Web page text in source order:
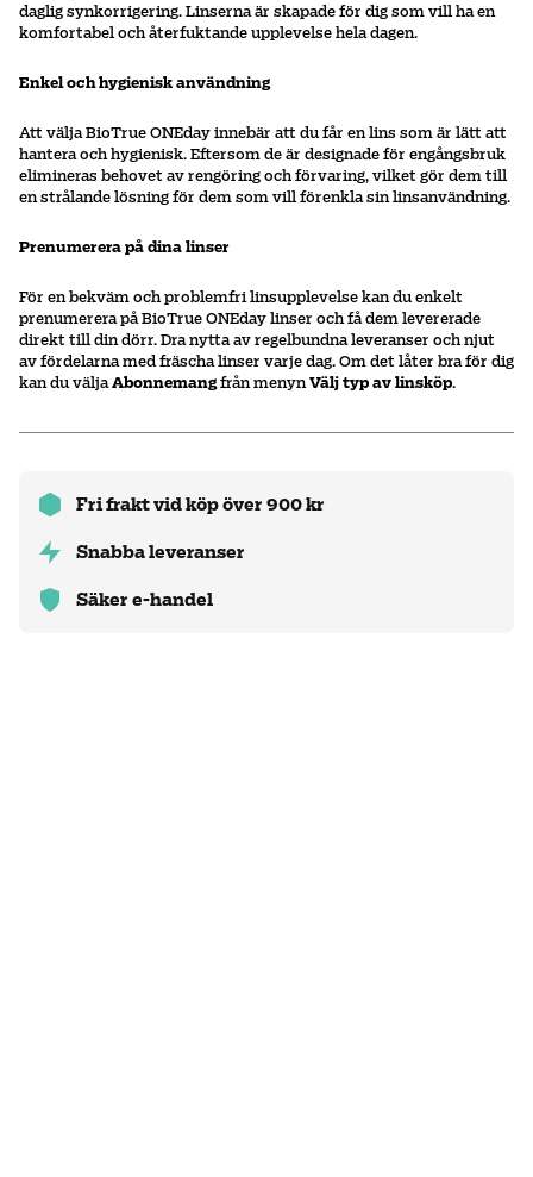
daglig synkorrigering. Linserna är skapade för dig som vill ha en
komfortabel och återfuktande upplevelse hela dagen.
Enkel och hygienisk användning
Att välja BioTrue ONEday innebär att du får en lins som är lätt att
hantera och hygienisk. Eftersom de är designade för engångsbruk
elimineras behovet av rengöring och förvaring, vilket gör dem till
en strålande lösning för dem som vill förenkla sin linsanvändning.
Prenumerera på dina linser
För en bekväm och problemfri linsupplevelse kan du enkelt
prenumerera på BioTrue ONEday linser och få dem levererade
direkt till din dörr. Dra nytta av regelbundna leveranser och njut
av fördelarna med fräscha linser varje dag. Om det låter bra för dig
kan du välja Abonnemang från menyn Välj typ av linsköp.
Fri frakt vid köp över 900 kr
Snabba leveranser
Säker e-handel